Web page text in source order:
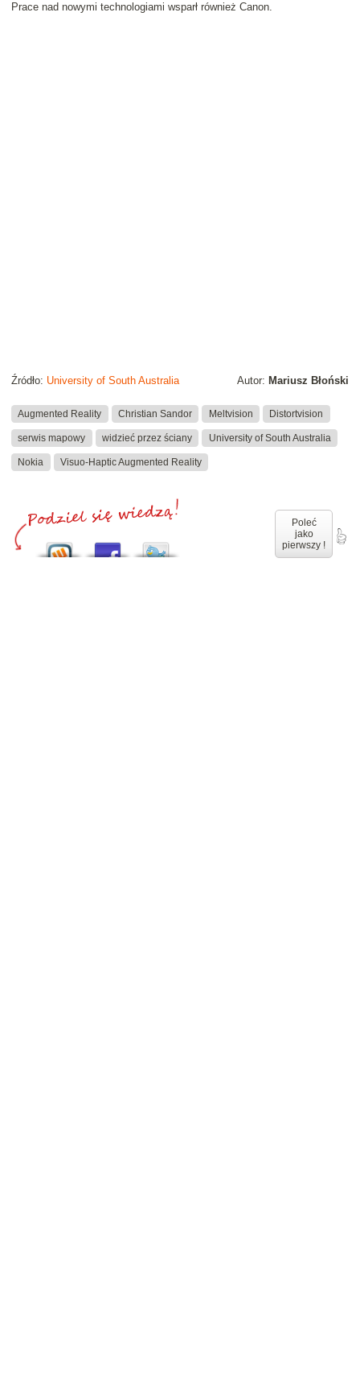
Prace nad nowymi technologiami wsparł również Canon.
Autor: Mariusz Błoński
Źródło: University of South Australia
Augmented Reality Christian Sandor Meltvision Distortvision
serwis mapowy widzieć przez ściany University of South Australia
Nokia Visuo-Haptic Augmented Reality
Poleć
jako
pierwszy !